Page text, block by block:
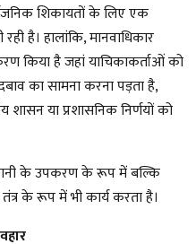
शिकायतों के लिए एक
है। हालांकि, मानवाधिकार
किया है जहां याचिकाकर्ताओं को
का सामना करना पड़ता है,
या प्रशासनिक निर्णयों को
के उपकरण के रूप में बल्कि
के रूप में भी कार्य करता है।